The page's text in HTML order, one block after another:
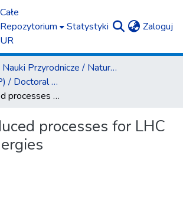
Całe
Repozytorium
UR
Statystyki Zaloguj
Nauki Przyrodnicze / Natural Sciences
Doktoraty (NP) / Doctoral Theses (NS)
Photon induced processes for LHC and EIC energies
processes for LHC